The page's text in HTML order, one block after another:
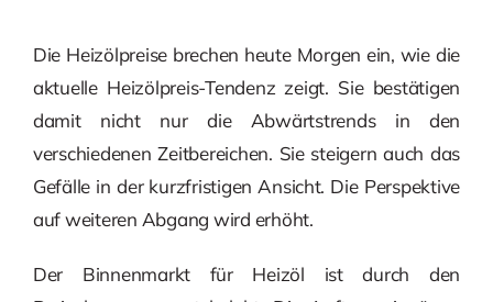
Die Heizölpreise brechen heute Morgen ein, wie die
aktuelle Heizölpreis-Tendenz zeigt. Sie bestätigen
damit nicht nur die Abwärtstrends in den
verschiedenen Zeitbereichen. Sie steigern auch das
Gefälle in der kurzfristigen Ansicht. Die Perspektive
auf weiteren Abgang wird erhöht.
Der Binnenmarkt für Heizöl ist durch den